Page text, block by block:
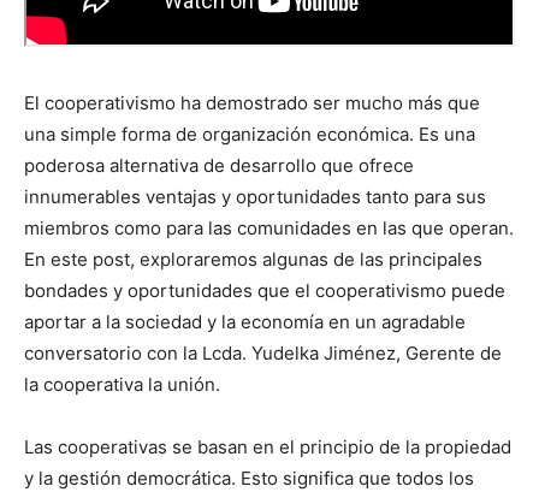
El cooperativismo ha demostrado ser mucho más que
una simple forma de organización económica. Es una
poderosa alternativa de desarrollo que ofrece
innumerables ventajas y oportunidades tanto para sus
miembros como para las comunidades en las que operan.
En este post, exploraremos algunas de las principales
bondades y oportunidades que el cooperativismo puede
aportar a la sociedad y la economía en un agradable
conversatorio con la Lcda. Yudelka Jiménez, Gerente de
la cooperativa la unión.
Las cooperativas se basan en el principio de la propiedad
y la gestión democrática. Esto significa que todos los